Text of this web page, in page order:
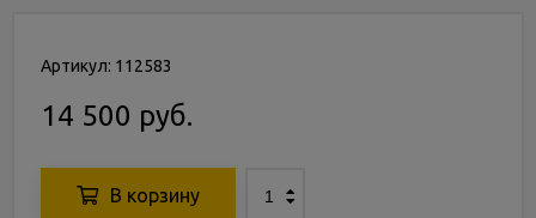
Артикул: 112583
14 500 руб.
В корзину